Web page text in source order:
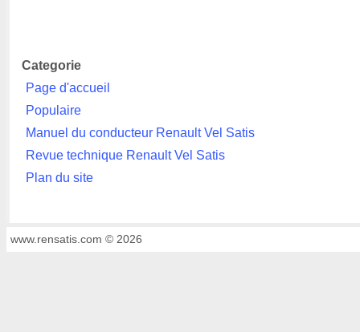
Categorie
Page d'accueil
Populaire
Manuel du conducteur Renault Vel Satis
Revue technique Renault Vel Satis
Plan du site
www.rensatis.com © 2026